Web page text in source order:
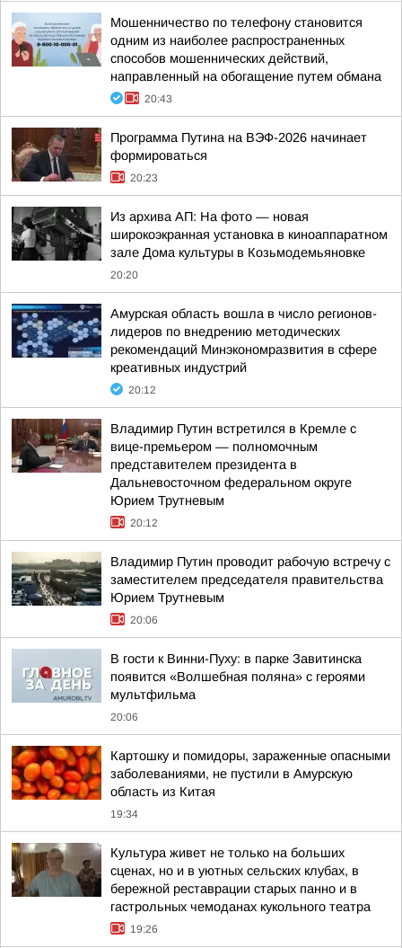
Мошенничество по телефону становится
одним из наиболее распространенных
способов мошеннических действий,
направленный на обогащение путем обмана
20:43
Программа Путина на ВЭФ-2026 начинает
формироваться
20:23
Из архива АП: На фото — новая
широкоэкранная установка в киноаппаратном
зале Дома культуры в Козьмодемьяновке
20:20
Амурская область вошла в число регионов-
лидеров по внедрению методических
рекомендаций Минэкономразвития в сфере
креативных индустрий
20:12
Владимир Путин встретился в Кремле с
вице-премьером — полномочным
представителем президента в
Дальневосточном федеральном округе
Юрием Трутневым
20:12
Владимир Путин проводит рабочую встречу с
заместителем председателя правительства
Юрием Трутневым
20:06
В гости к Винни-Пуху: в парке Завитинска
появится «Волшебная поляна» с героями
мультфильма
20:06
Картошку и помидоры, зараженные опасными
заболеваниями, не пустили в Амурскую
область из Китая
19:34
Культура живет не только на больших
сценах, но и в уютных сельских клубах, в
бережной реставрации старых панно и в
гастрольных чемоданах кукольного театра
19:26